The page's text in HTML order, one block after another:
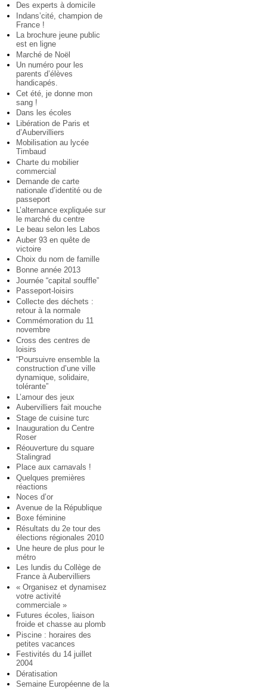
Des experts à domicile
Indans’cité, champion de
France !
La brochure jeune public
est en ligne
Marché de Noël
Un numéro pour les
parents d’élèves
handicapés.
Cet été, je donne mon
sang !
Dans les écoles
Libération de Paris et
d’Aubervilliers
Mobilisation au lycée
Timbaud
Charte du mobilier
commercial
Demande de carte
nationale d’identité ou de
passeport
L’alternance expliquée sur
le marché du centre
Le beau selon les Labos
Auber 93 en quête de
victoire
Choix du nom de famille
Bonne année 2013
Journée “capital souffle”
Passeport-loisirs
Collecte des déchets :
retour à la normale
Commémoration du 11
novembre
Cross des centres de
loisirs
“Poursuivre ensemble la
construction d’une ville
dynamique, solidaire,
tolérante”
L’amour des jeux
Aubervilliers fait mouche
Stage de cuisine turc
Inauguration du Centre
Roser
Réouverture du square
Stalingrad
Place aux carnavals !
Quelques premières
réactions
Noces d’or
Avenue de la République
Boxe féminine
Résultats du 2e tour des
élections régionales 2010
Une heure de plus pour le
métro
Les lundis du Collège de
France à Aubervilliers
« Organisez et dynamisez
votre activité
commerciale »
Futures écoles, liaison
froide et chasse au plomb
Piscine : horaires des
petites vacances
Festivités du 14 juillet
2004
Dératisation
Semaine Européenne de la